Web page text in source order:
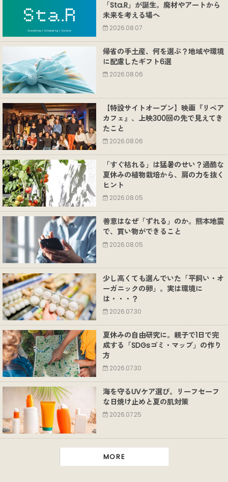
「Sta.R」が誕生。廃材やアートから
未来を考える場へ
2026.08.07
帰省の手土産、何を選ぶ？地域や環境
に配慮したギフト6選
2026.08.06
【特設サイトオープン】映画『リペア
カフェ』、上映300回の先で見えてき
たこと
2026.08.06
「すぐ枯れる」は猛暑のせい？過酷な
夏休みの植物栽培から、肩の力を抜く
ヒント
2026.08.05
善意はなぜ「ずれる」のか。熊本地震
で、買い物ができること
2026.08.05
少し高くても選んでいた「平飼い・オ
ーガニックの卵」。実は環境に
は・・・？
2026.07.30
夏休みの自由研究に。親子で1日で完
成する「SDGsゴミ・マップ」の作り
方
2026.07.30
海を守るUVケア選び。リーフセーフ
な日焼け止めと夏の肌対策
2026.07.25
MORE